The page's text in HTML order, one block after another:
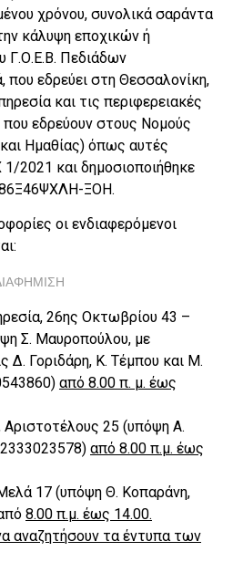
χρόνου, συνολικά σαράντα
κάλυψη εποχικών ή
Γ.Ο.Ε.Β. Πεδιάδων
εδρεύει στη Θεσσαλονίκη,
και τις περιφερειακές
που εδρεύουν στους Νομούς
Ημαθίας) όπως αυτές
2021 και δημοσιοποιήθηκε
ΞΟΗ.
οι ενδιαφερόμενοι
26ης Οκτωβρίου 43 –
Σ. Μαυροπούλου, με
Δ. Γοριδάρη, Κ. Τέμπου και Μ.
από 8.00 π. μ. έως
Αριστοτέλους 25 (υπόψη Α.
από 8.00 π.μ. έως
17 (υπόψη Θ. Κοπαράνη,
8.00 π.μ. έως 14.00.
αναζητήσουν τα έντυπα των